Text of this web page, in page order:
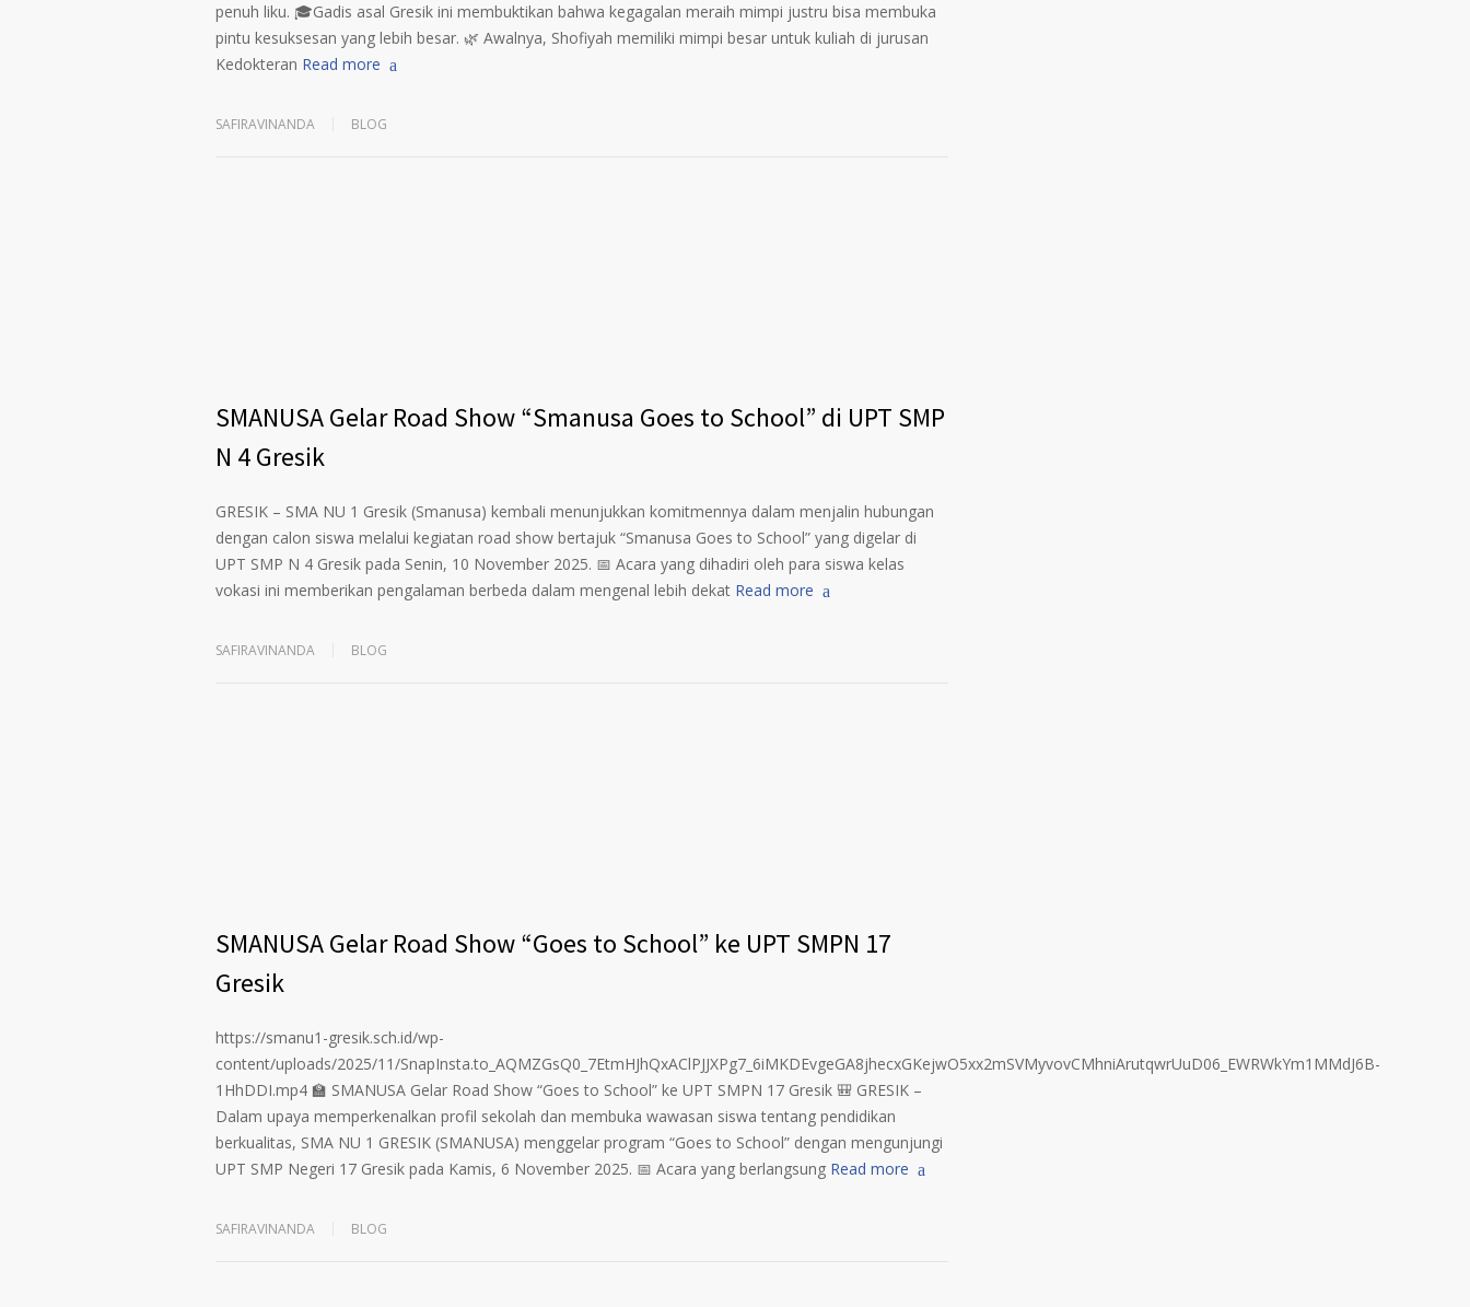
penuh liku. 🎓Gadis asal Gresik ini membuktikan bahwa kegagalan meraih mimpi justru bisa membuka
pintu kesuksesan yang lebih besar. 🌿 Awalnya, Shofiyah memiliki mimpi besar untuk kuliah di jurusan
Kedokteran Read more
SAFIRAVINANDA BLOG
SMANUSA Gelar Road Show “Smanusa Goes to School” di UPT SMP
N 4 Gresik
GRESIK – SMA NU 1 Gresik (Smanusa) kembali menunjukkan komitmennya dalam menjalin hubungan
dengan calon siswa melalui kegiatan road show bertajuk “Smanusa Goes to School” yang digelar di
UPT SMP N 4 Gresik pada Senin, 10 November 2025. 📅 Acara yang dihadiri oleh para siswa kelas
vokasi ini memberikan pengalaman berbeda dalam mengenal lebih dekat Read more
SAFIRAVINANDA BLOG
SMANUSA Gelar Road Show “Goes to School” ke UPT SMPN 17
Gresik
https://smanu1-gresik.sch.id/wp-
content/uploads/2025/11/SnapInsta.to_AQMZGsQ0_7EtmHJhQxAClPJJXPg7_6iMKDEvgeGA8jhecxGKejwO5xx2mSVMyvovCMhniArutqwrUuD06_EWRWkYm1MMdJ6B-
1HhDDI.mp4 🏫 SMANUSA Gelar Road Show “Goes to School” ke UPT SMPN 17 Gresik 🎒 GRESIK –
Dalam upaya memperkenalkan profil sekolah dan membuka wawasan siswa tentang pendidikan
berkualitas, SMA NU 1 GRESIK (SMANUSA) menggelar program “Goes to School” dengan mengunjungi
UPT SMP Negeri 17 Gresik pada Kamis, 6 November 2025. 📅 Acara yang berlangsung Read more
SAFIRAVINANDA BLOG